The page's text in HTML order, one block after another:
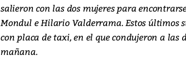
salieron con las dos mujeres para
Mondul e Hilario Valderrama. Estos últimos
con placa de taxi, en el que condujeron a las
mañana.